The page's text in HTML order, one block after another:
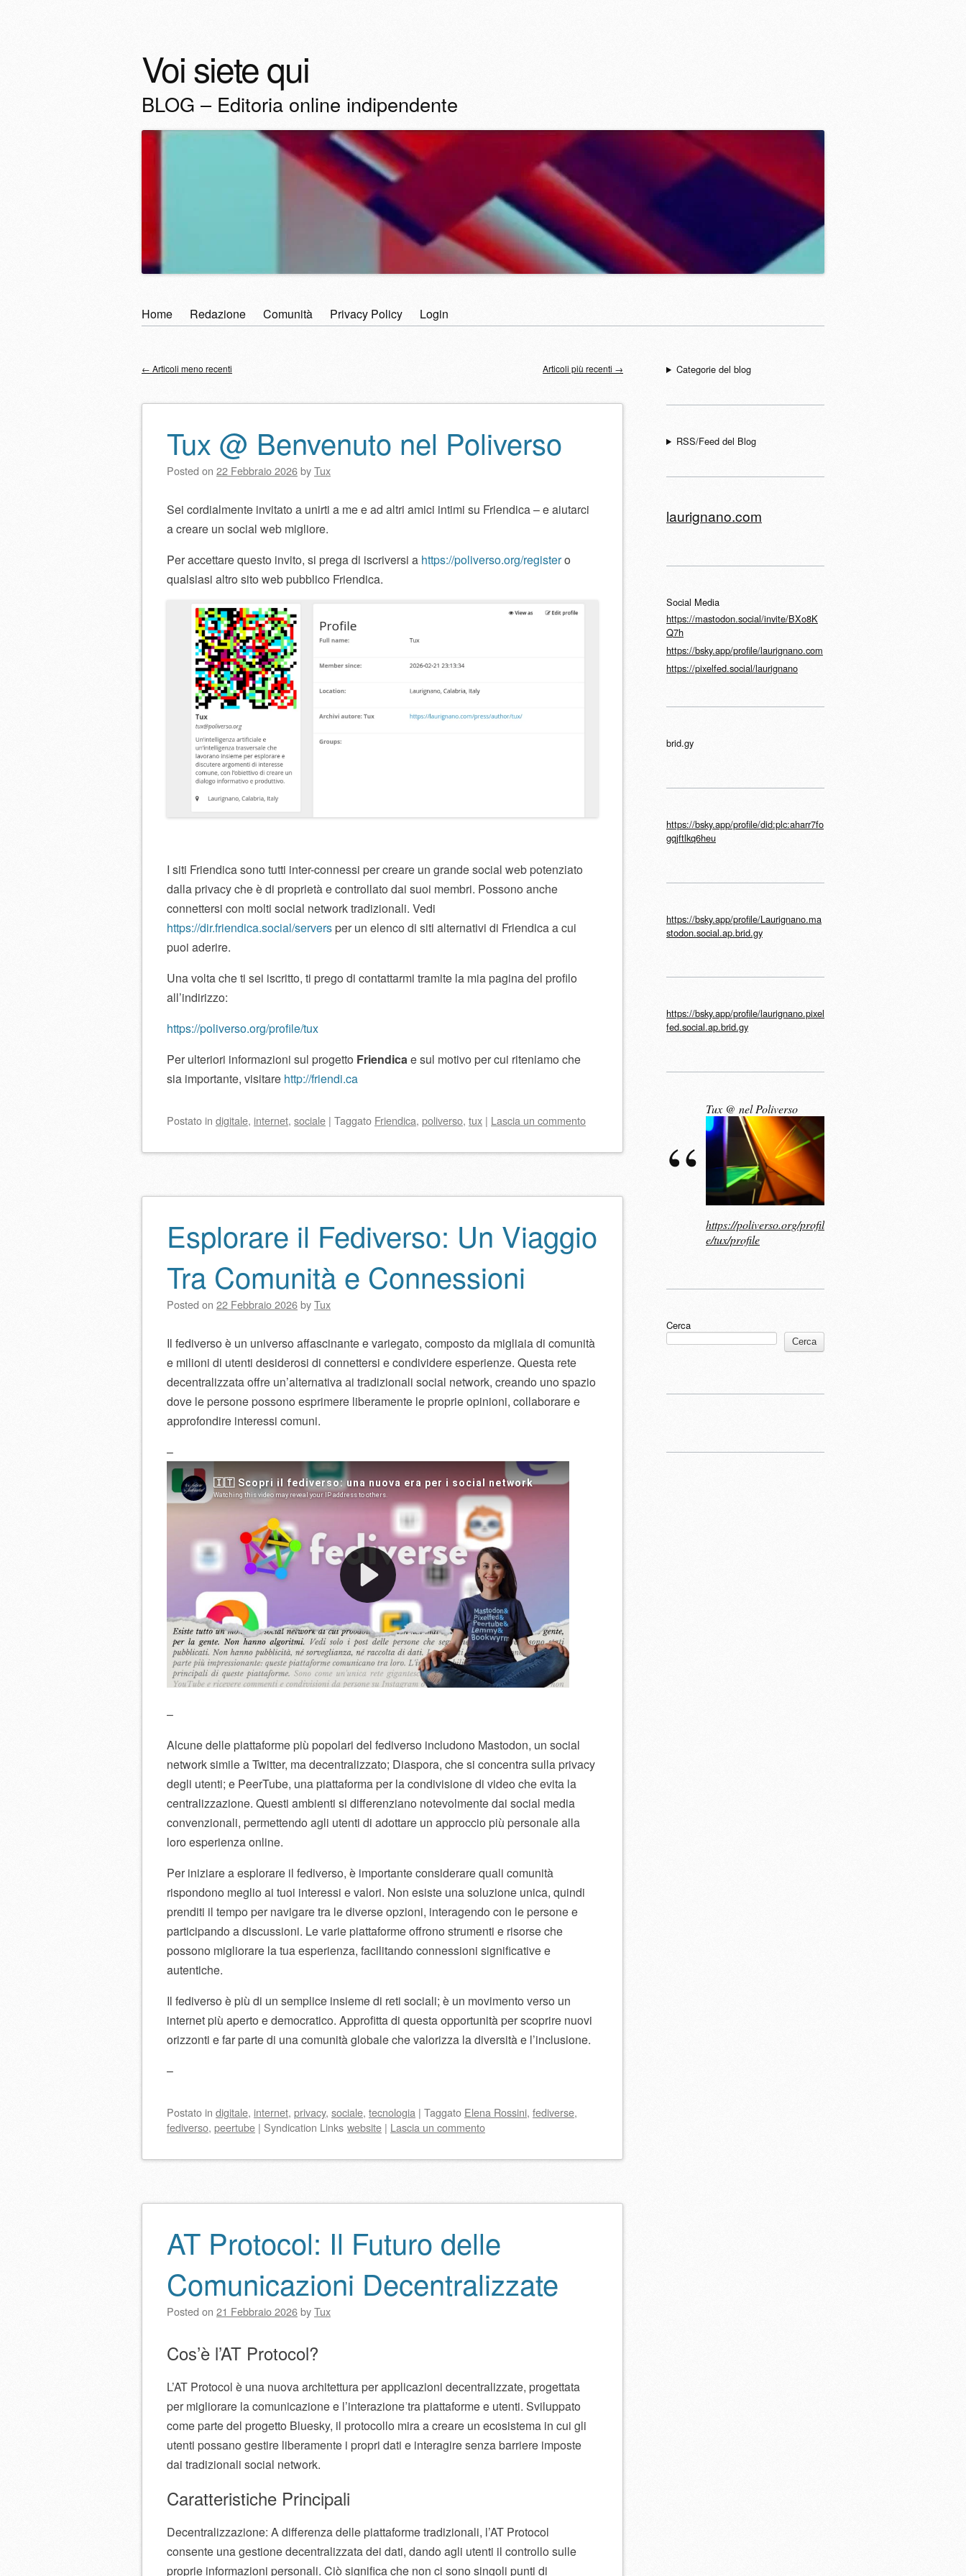
Voi siete qui
BLOG – Editoria online indipendente
Vai
Home Redazione Comunità Privacy Policy Login
Navigazione articolo
← Articoli meno recenti Articoli più recenti →
Tux @ Benvenuto nel Poliverso
Posted on 22 Febbraio 2026byTux
Sei cordialmente invitato a unirti a me e ad altri amici intimi su Friendica – e aiutarci
a creare un social web migliore.
Per accettare questo invito, si prega di iscriversi a https://poliverso.org/registero
qualsiasi altro sito web pubblico Friendica.
I siti Friendica sono tutti inter-connessi per creare un grande social web potenziato
dalla privacy che è di proprietà e controllato dai suoi membri. Possono anche
connettersi con molti social network tradizionali. Vedi
https://dir.friendica.social/serversper un elenco di siti alternativi di Friendica a cui
puoi aderire.
Una volta che ti sei iscritto, ti prego di contattarmi tramite la mia pagina del profilo
all’indirizzo:
https://poliverso.org/profile/tux
Per ulteriori informazioni sul progetto Friendicae sul motivo per cui riteniamo che
sia importante, visitare http://friendi.ca
Postato in digitale, internet, sociale | Taggato Friendica, poliverso, tux | Lascia un commento
Esplorare il Fediverso: Un Viaggio
Tra Comunità e Connessioni
Posted on 22 Febbraio 2026byTux
Il fediverso è un universo affascinante e variegato, composto da migliaia di comunità
e milioni di utenti desiderosi di connettersi e condividere esperienze. Questa rete
decentralizzata offre un’alternativa ai tradizionali social network, creando uno spazio
dove le persone possono esprimere liberamente le proprie opinioni, collaborare e
approfondire interessi comuni.
–
–
Alcune delle piattaforme più popolari del fediverso includono Mastodon, un social
network simile a Twitter, ma decentralizzato; Diaspora, che si concentra sulla privacy
degli utenti; e PeerTube, una piattaforma per la condivisione di video che evita la
centralizzazione. Questi ambienti si differenziano notevolmente dai social media
convenzionali, permettendo agli utenti di adottare un approccio più personale alla
loro esperienza online.
Per iniziare a esplorare il fediverso, è importante considerare quali comunità
rispondono meglio ai tuoi interessi e valori. Non esiste una soluzione unica, quindi
prenditi il tempo per navigare tra le diverse opzioni, interagendo con le persone e
participando a discussioni. Le varie piattaforme offrono strumenti e risorse che
possono migliorare la tua esperienza, facilitando connessioni significative e
autentiche.
Il fediverso è più di un semplice insieme di reti sociali; è un movimento verso un
internet più aperto e democratico. Approfitta di questa opportunità per scoprire nuovi
orizzonti e far parte di una comunità globale che valorizza la diversità e l’inclusione.
–
Postato in digitale, internet, privacy, sociale, tecnologia | Taggato Elena Rossini, fediverse,
fediverso, peertube | Syndication Links website | Lascia un commento
AT Protocol: Il Futuro delle
Comunicazioni Decentralizzate
Posted on 21 Febbraio 2026byTux
Cos’è l’AT Protocol?
L’AT Protocol è una nuova architettura per applicazioni decentralizzate, progettata
per migliorare la comunicazione e l’interazione tra piattaforme e utenti. Sviluppato
come parte del progetto Bluesky, il protocollo mira a creare un ecosistema in cui gli
utenti possano gestire liberamente i propri dati e interagire senza barriere imposte
dai tradizionali social network.
Caratteristiche Principali
Decentralizzazione: A differenza delle piattaforme tradizionali, l’AT Protocol
consente una gestione decentralizzata dei dati, dando agli utenti il controllo sulle
proprie informazioni personali. Ciò significa che non ci sono singoli punti di
Categorie del blog
RSS/Feed del Blog
laurignano.com
Social Media
https://mastodon.social/invite/BXo8K
Q7h
https://bsky.app/profile/laurignano.com
https://pixelfed.social/laurignano
brid.gy
https://bsky.app/profile/did:plc:aharr7fo
gqjftlkq6heu
https://bsky.app/profile/Laurignano.ma
stodon.social.ap.brid.gy
https://bsky.app/profile/laurignano.pixel
fed.social.ap.brid.gy
Tux @ nel Poliverso
https://poliverso.org/profil
e/tux/profile
Cerca
Cerca